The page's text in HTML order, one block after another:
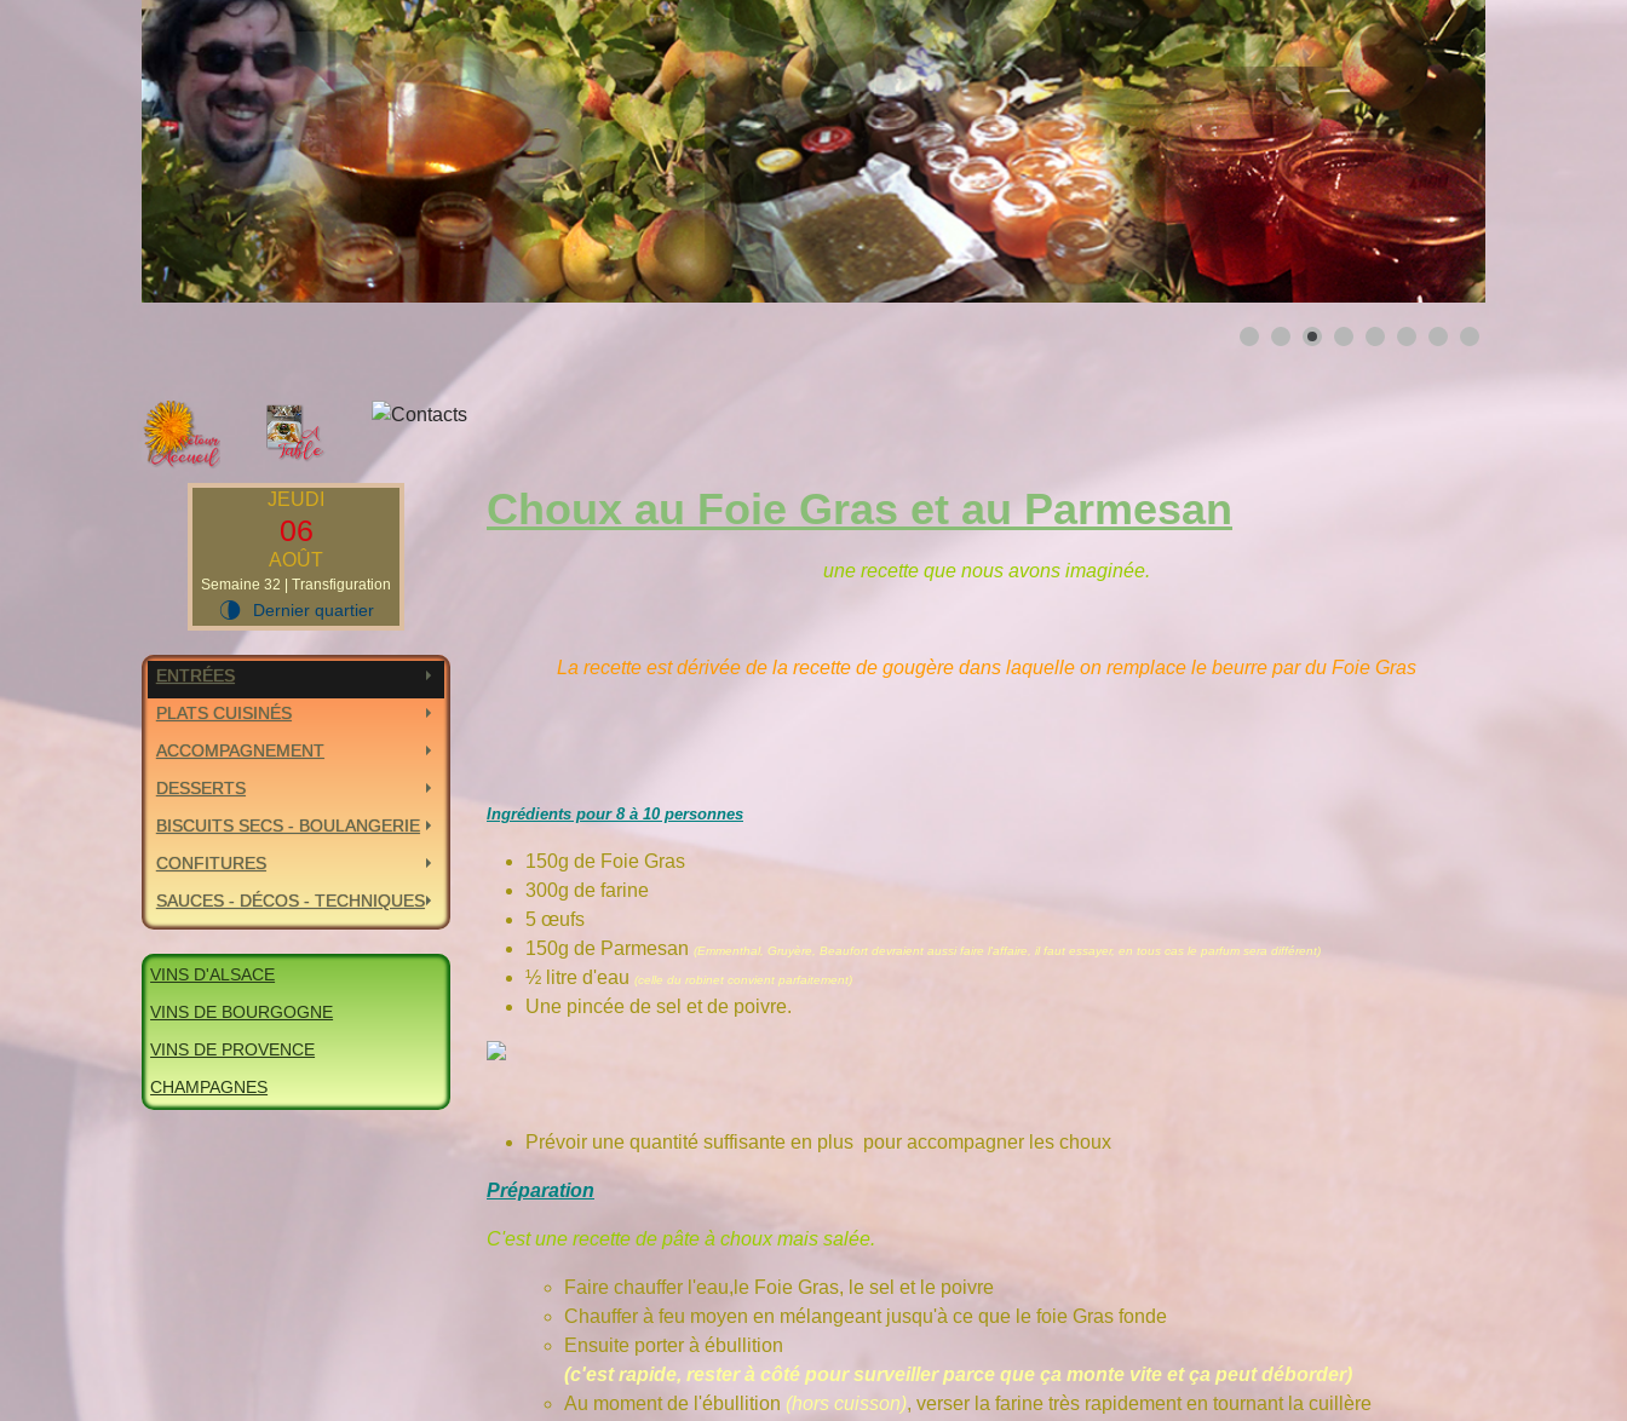
JEUDI
06
AOÛT
Semaine 32 | Transfiguration
U Dernier quartier
ENTRÉES
PLATS CUISINÉS
ACCOMPAGNEMENT
DESSERTS
BISCUITS SECS - BOULANGERIE
CONFITURES
SAUCES - DÉCOS - TECHNIQUES
VINS D'ALSACE
VINS DE BOURGOGNE
VINS DE PROVENCE
CHAMPAGNES
Choux au Foie Gras et au Parmesan
une recette que nous avons imaginée.
La recette est dérivée de la recette de gougère dans laquelle on remplace le beurre par du Foie Gras
Ingrédients pour 8 à 10 personnes
150g de Foie Gras
300g de farine
5 œufs
150g de Parmesan (Emmenthal, Gruyère, Beaufort devraient aussi faire l'affaire, il faut essayer, en tous cas le parfum sera différent)
½ litre d'eau (celle du robinet convient parfaitement)
Une pincée de sel et de poivre.
Prévoir une quantité suffisante en plus pour accompagner les choux
Préparation
C'est une recette de pâte à choux mais salée.
Faire chauffer l'eau,le Foie Gras, le sel et le poivre
Chauffer à feu moyen en mélangeant jusqu'à ce que le foie Gras fonde
Ensuite porter à ébullition
(c'est rapide, rester à côté pour surveiller parce que ça monte vite et ça peut déborder)
Au moment de l'ébullition (hors cuisson), verser la farine très rapidement en tournant la cuillère